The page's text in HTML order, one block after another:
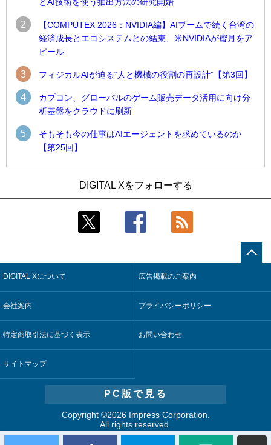
2
【COMPUTEX 2026：NVIDIA編】AIブームで続く台湾の
経済成長とエコシステムとの結束、米NVIDIAが蜜月をア
ピール
3 フィジカルAIが迫る“人と機械の役割の再設計”【第3回】
4
カプコン、グローバルのゲーム販売データ活用に向け分
析基盤をクラウドに刷新
5
そもそも今の仕事はAIエージェントを求めているのか
【第25回】
技術を使う抽出方法の研究開始
Umios、消費者起点の販売計画策定に向けたAIシステムを本格
コスモ石油、製油所の設備点検への四足歩行ロボット利用を
5 フィジカルAIが迫る“人と機械の役割の再設計”【第3回】
合基盤を本格稼働
鹿島建設、鋼管柱へのコンクリート充填時の異常を検出する
AIを遠隔監視システムに実装
そもそも今の仕事はAIエージェントを求めているのか【第25
5
製造業の現場の暗黙知を組織横断で活用するためのナレッジ
管理基盤、LIGHTzが提供
DIGITAL Xをフォローする
DIGITAL Xについて 広告掲載のご案内
会社案内 プライバシーポリシー
特定商取引法に基づく表示 お問い合わせ
サイトマップ
PC版で見る
Copyright ©2026 Impress Corporation.
All rights reserved.